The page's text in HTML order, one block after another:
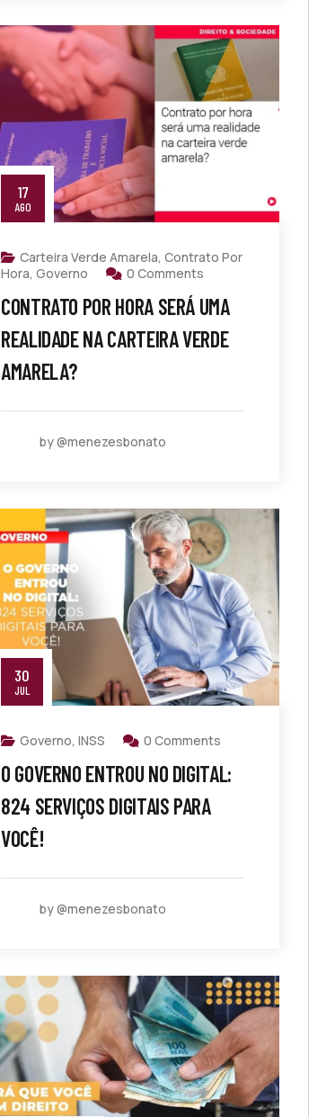
17
AGO
Carteira Verde Amarela, Contrato Por
Hora, Governo 0 Comments
CONTRATO POR HORA SERÁ UMA
REALIDADE NA CARTEIRA VERDE
AMARELA?
by @menezesbonato
30
JUL
Governo, INSS 0 Comments
O GOVERNO ENTROU NO DIGITAL:
824 SERVIÇOS DIGITAIS PARA
VOCÊ!
by @menezesbonato